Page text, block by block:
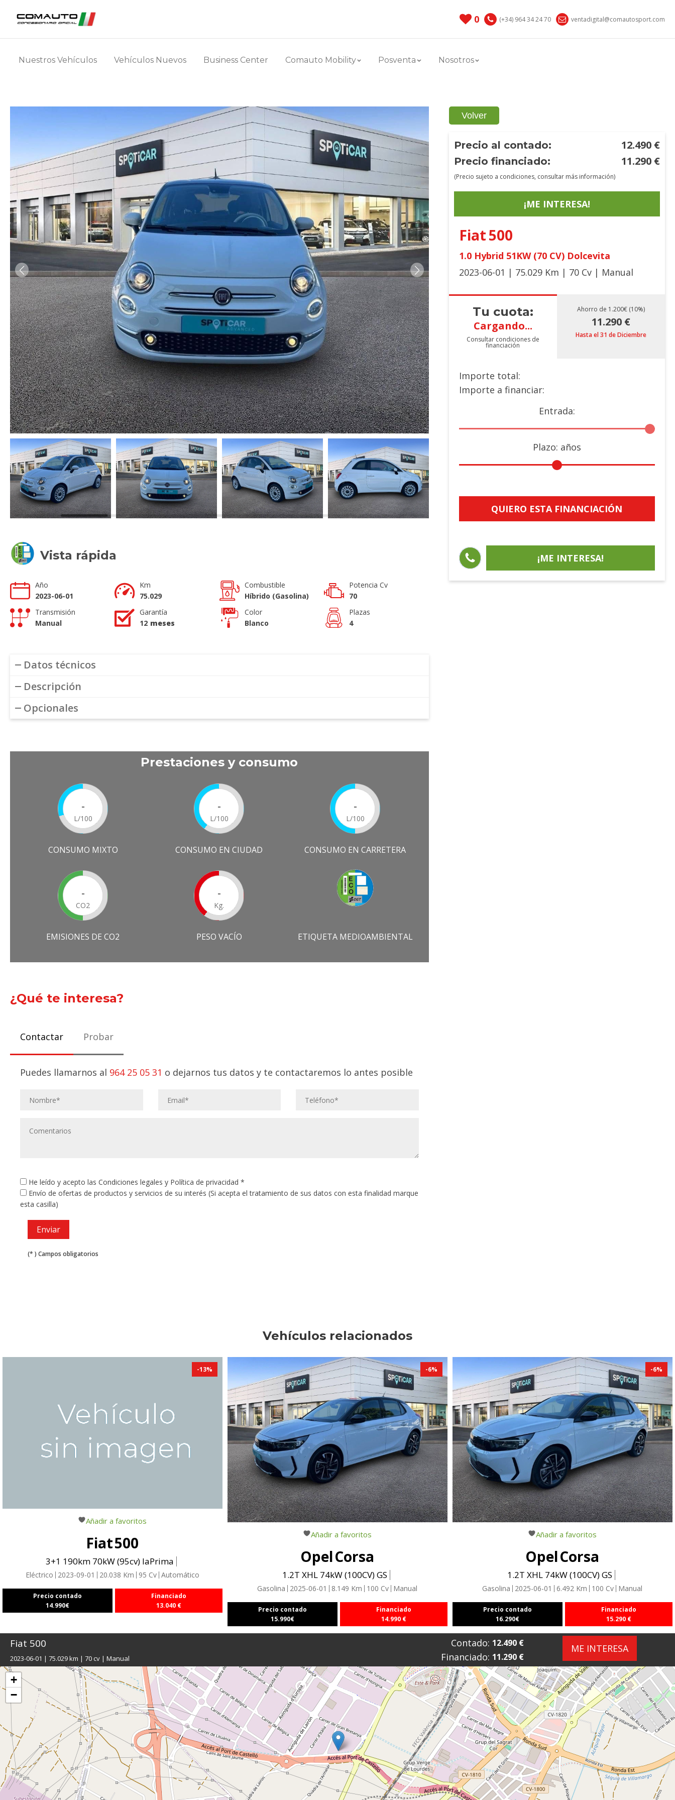
0 (+34) 964 34 24 70 ventadigital@comautosport.com
Nuestros Vehículos Vehículos Nuevos Business Center Comauto Mobility Posventa Nosotros
Vista rápida
Año
2023-06-01
Km
75.029
Combustible
Híbrido (Gasolina)
Potencia Cv
70
Transmisión
Manual
Garantía
12 meses
Color
Blanco
Plazas
4
Datos técnicos
Descripción
Opcionales
Prestaciones y consumo
-
L/100
CONSUMO MIXTO
-
L/100
CONSUMO EN CIUDAD
-
L/100
CONSUMO EN CARRETERA
-
CO2
EMISIONES DE CO2
-
Kg.
PESO VACÍO ETIQUETA MEDIOAMBIENTAL
¿Qué te interesa?
Contactar Probar
Puedes llamarnos al 964 25 05 31 o dejarnos tus datos y te contactaremos lo antes posible
He leído y acepto las Condiciones legales y Política de privacidad *
Envío de ofertas de productos y servicios de su interés (Si acepta el tratamiento de sus datos con esta finalidad marque
esta casilla)
(* ) Campos obligatorios
Volver
Precio al contado: 12.490 €
Precio financiado: 11.290 €
(Precio sujeto a condiciones, consultar más información)
¡ME INTERESA!
Fiat500
1.0 Hybrid 51KW (70 CV) Dolcevita
2023-06-01 | 75.029 Km | 70 Cv | Manual
Tu cuota:
Cargando...
Consultar condiciones de
financiación
Ahorro de 1.200€ (10%)
11.290 €
Hasta el 31 de Diciembre
Importe total:
Importe a financiar:
Entrada:
Plazo: años
QUIERO ESTA FINANCIACIÓN
¡ME INTERESA!
Vehículos relacionados
-13%
Añadir a favoritos
Fiat500
3+1 190km 70kW (95cv) laPrima
Eléctrico 2023-09-01 20.038 Km 95 Cv Automático
Precio contado
14.990€
Financiado
13.040 €
-6%
Añadir a favoritos
OpelCorsa
1.2T XHL 74kW (100CV) GS
Gasolina 2025-06-01 8.149 Km 100 Cv Manual
Precio contado
15.990€
Financiado
14.990 €
-6%
Añadir a favoritos
OpelCorsa
1.2T XHL 74kW (100CV) GS
Gasolina 2025-06-01 6.492 Km 100 Cv Manual
Precio contado
16.290€
Financiado
15.290€
Fiat 500
2023-06-01 | 75.029 km | 70 cv | Manual
Contado: 12.490 €
Financiado: 11.290 €
ME INTERESA
+
−